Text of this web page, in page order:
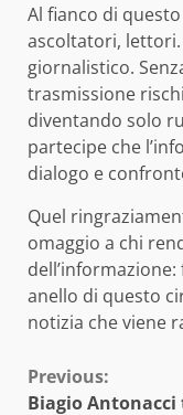
Al fianco di questo
ascoltatori,
giornalistico.
trasmissione
diventando solo
partecipe che
dialogo e
Quel
omaggio a chi
anello di questo
notizia che viene
Continue
Previous:
Biagio